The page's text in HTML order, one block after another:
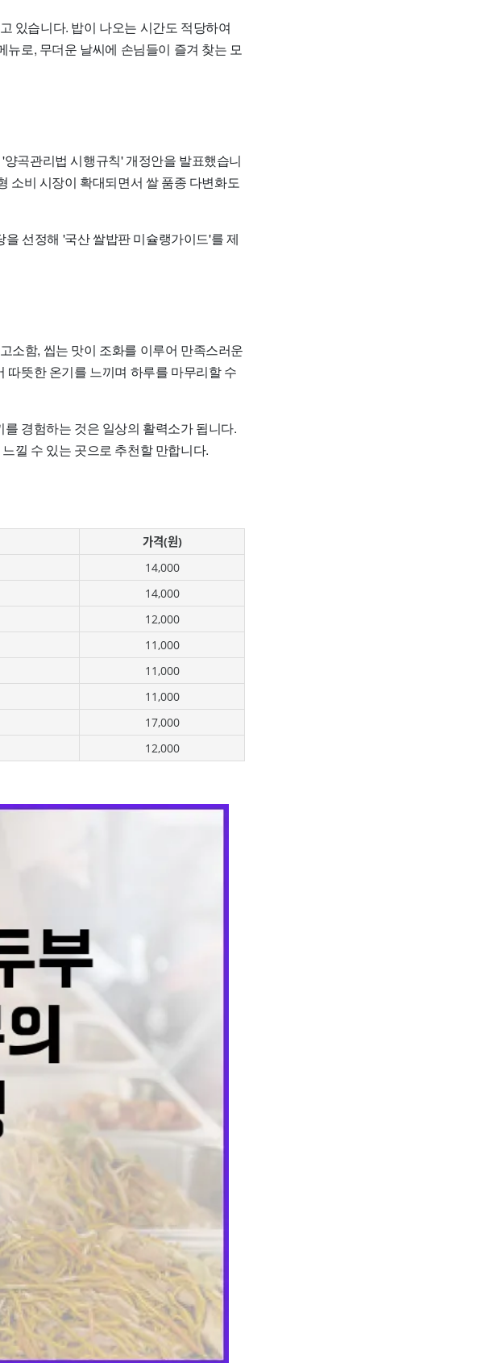
있습니다. 밥이 나오는 시간도 적당하여
로, 무더운 날씨에 손님들이 즐겨 찾는 모
곡관리법 시행규칙' 개정안을 발표했습니
소비 시장이 확대되면서 쌀 품종 다변화도
선정해 '국산 쌀밥판 미슐랭가이드'를 제
소함, 씹는 맛이 조화를 이루어 만족스러운
따뜻한 온기를 느끼며 하루를 마무리할 수
경험하는 것은 일상의 활력소가 됩니다.
낄 수 있는 곳으로 추천할 만합니다.
가격(원)
14,000
14,000
12,000
11,000
11,000
11,000
17,000
12,000